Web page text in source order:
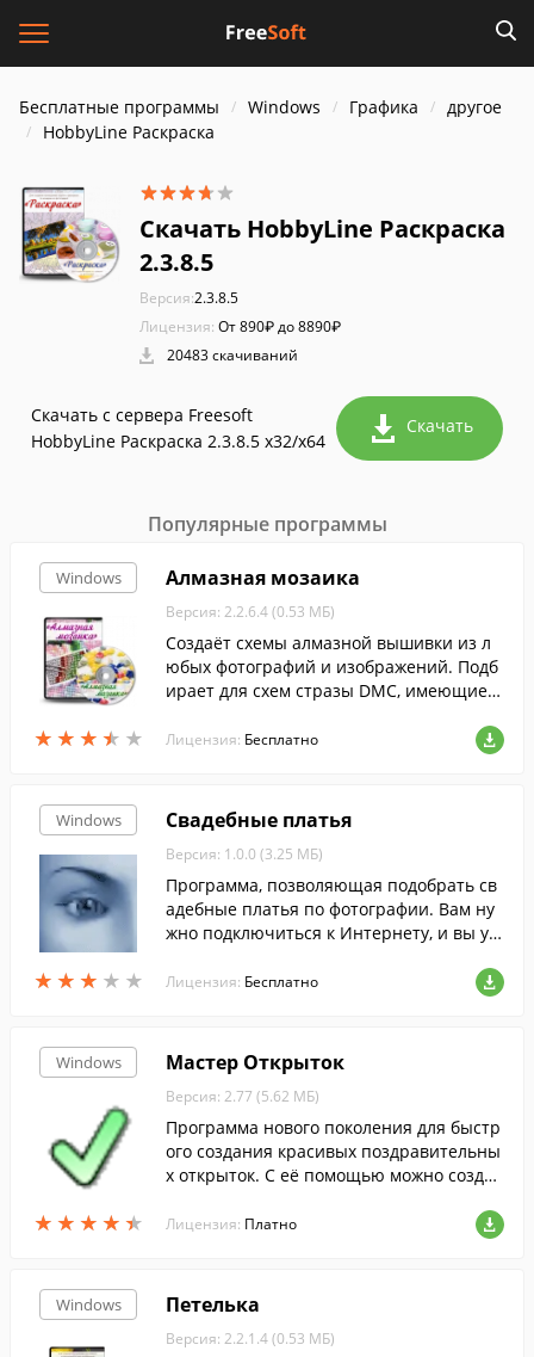
Бесплатные программы Windows Графика
другое
HobbyLine Раскраска
Скачать HobbyLine Раскраска
2.3.8.5
Версия:2.3.8.5
Лицензия: От 890₽ до 8890₽
20483 скачиваний
Скачать с сервера Freesoft
HobbyLine Раскраска 2.3.8.5 x32/x64
Скачать
Популярные программы
Windows
★ ★ ★ ★ ★
★ ★ ★ ★ ★
Алмазная мозаика
Версия: 2.2.6.4 (0.53 МБ)
Создаёт схемы алмазной вышивки из л
юбых фотографий и изображений. Подб
ирает для схем стразы DMC, имеющиес
я печати: Просто наклейте двусторонни
Лицензия: Бесплатно
Windows
★ ★ ★ ★ ★
★ ★ ★ ★ ★
Свадебные платья
Версия: 1.0.0 (3.25 МБ)
Программа, позволяющая подобрать св
адебные платья по фотографии. Вам ну
жно подключиться к Интернету, и вы ув
ые виртуально можно «примерить» к фо
тографии своего лица. Экономия време
Лицензия: Бесплатно
Windows
★ ★ ★ ★ ★
★ ★ ★ ★ ★
Мастер Открыток
Версия: 2.77 (5.62 МБ)
Программа нового поколения для быстр
ого создания красивых поздравительны
х открыток. С её помощью можно создат
или использовать десятки готовых шабл
Лицензия: Платно
Windows Петелька
Версия: 2.2.1.4 (0.53 МБ)